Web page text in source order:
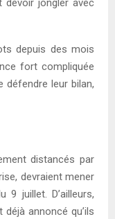
devoir jongler avec
depuis des mois
fort compliquée
défendre leur bilan,
distancés par
devraient mener
9 juillet. D’ailleurs,
annoncé qu’ils